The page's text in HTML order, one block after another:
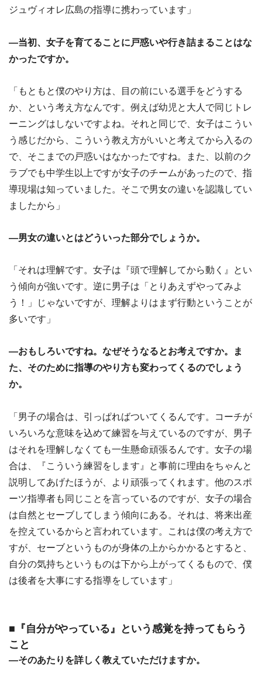
ジュヴィオレ広島の指導に携わっています」
―当初、女子を育てることに戸惑いや行き詰まることはな
かったですか。
「もともと僕のやり方は、目の前にいる選手をどうする
か、という考え方なんです。例えば幼児と大人で同じトレ
ーニングはしないですよね。それと同じで、女子はこうい
う感じだから、こういう教え方がいいと考えてから入るの
で、そこまでの戸惑いはなかったですね。また、以前のク
ラブでも中学生以上ですが女子のチームがあったので、指
導現場は知っていました。そこで男女の違いを認識してい
ましたから」
―男女の違いとはどういった部分でしょうか。
「それは理解です。女子は『頭で理解してから動く』とい
う傾向が強いです。逆に男子は「とりあえずやってみよ
う！」じゃないですが、理解よりはまず行動ということが
多いです」
―おもしろいですね。なぜそうなるとお考えですか。ま
た、そのために指導のやり方も変わってくるのでしょう
か。
「男子の場合は、引っぱればついてくるんです。コーチが
いろいろな意味を込めて練習を与えているのですが、男子
はそれを理解しなくても一生懸命頑張るんです。女子の場
合は、『こういう練習をします』と事前に理由をちゃんと
説明してあげたほうが、より頑張ってくれます。他のスポ
ーツ指導者も同じことを言っているのですが、女子の場合
は自然とセーブしてしまう傾向にある。それは、将来出産
を控えているからと言われています。これは僕の考え方で
すが、セーブというものが身体の上からかかるとすると、
自分の気持ちというものは下から上がってくるもので、僕
は後者を大事にする指導をしています」
■『自分がやっている』という感覚を持ってもらう
こと
―そのあたりを詳しく教えていただけますか。